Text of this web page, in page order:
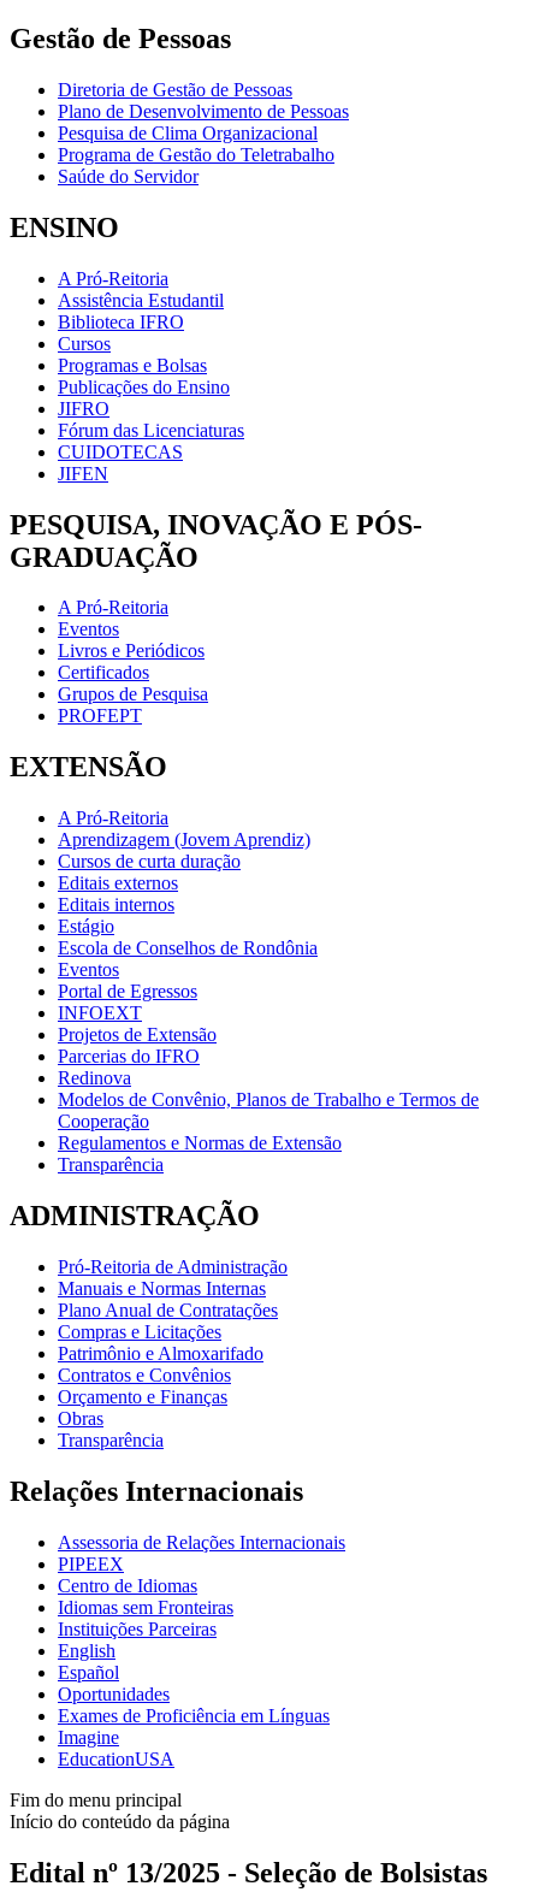
Gestão de Pessoas
Diretoria de Gestão de Pessoas
Plano de Desenvolvimento de Pessoas
Pesquisa de Clima Organizacional
Programa de Gestão do Teletrabalho
Saúde do Servidor
ENSINO
A Pró-Reitoria
Assistência Estudantil
Biblioteca IFRO
Cursos
Programas e Bolsas
Publicações do Ensino
JIFRO
Fórum das Licenciaturas
CUIDOTECAS
JIFEN
PESQUISA, INOVAÇÃO E PÓS-
GRADUAÇÃO
A Pró-Reitoria
Eventos
Livros e Periódicos
Certificados
Grupos de Pesquisa
PROFEPT
EXTENSÃO
A Pró-Reitoria
Aprendizagem (Jovem Aprendiz)
Cursos de curta duração
Editais externos
Editais internos
Estágio
Escola de Conselhos de Rondônia
Eventos
Portal de Egressos
INFOEXT
Projetos de Extensão
Parcerias do IFRO
Redinova
Modelos de Convênio, Planos de Trabalho e Termos de
Cooperação
Regulamentos e Normas de Extensão
Transparência
ADMINISTRAÇÃO
Pró-Reitoria de Administração
Manuais e Normas Internas
Plano Anual de Contratações
Compras e Licitações
Patrimônio e Almoxarifado
Contratos e Convênios
Orçamento e Finanças
Obras
Transparência
Relações Internacionais
Assessoria de Relações Internacionais
PIPEEX
Centro de Idiomas
Idiomas sem Fronteiras
Instituições Parceiras
English
Español
Oportunidades
Exames de Proficiência em Línguas
Imagine
EducationUSA
Fim do menu principal
Início do conteúdo da página
Edital nº 13/2025 - Seleção de Bolsistas